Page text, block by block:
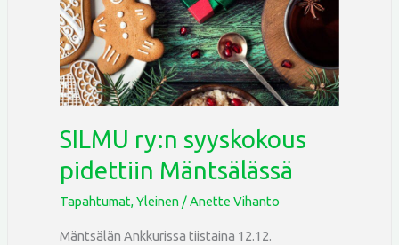
SILMU ry:n syyskokous
pidettiin Mäntsälässä
Tapahtumat,Yleinen /Anette Vihanto
Mäntsälän Ankkurissa tiistaina 12.12.
Mäntsälässä